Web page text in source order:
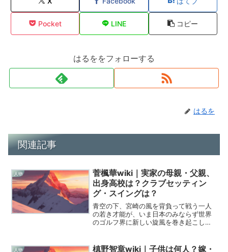
Pocket LINE コピー
はるををフォローする
はるを
関連記事
人物
菅楓華wiki｜実家の母親・父親、
出身高校は？クラブセッティン
グ・スイングは？
青空の下、宮崎の風を背負って戦う一人
の若き才能が、いま日本のみならず世界
のゴルフ界に新しい旋風を巻き起こして
の魂に迫る物語を、いまから皆さんと一
人物
槙野智章wiki｜子供は何人？嫁・